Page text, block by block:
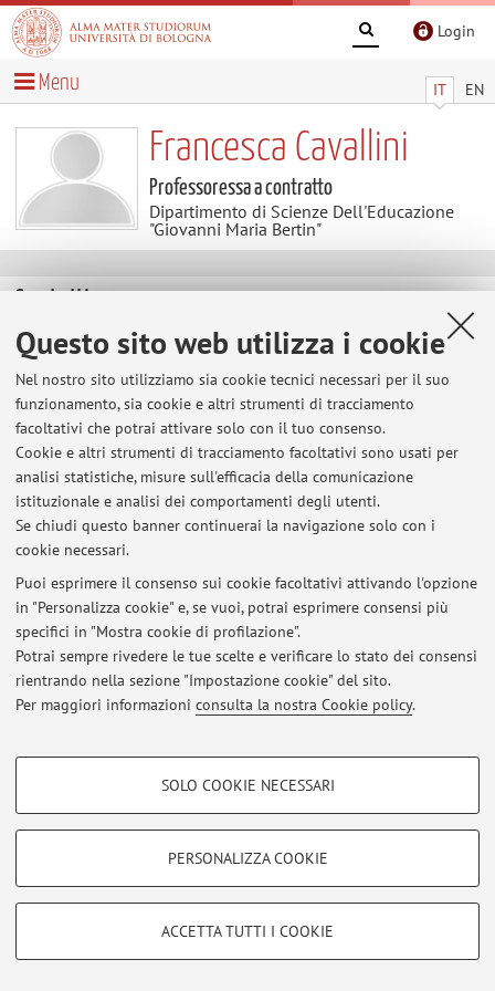
Questo sito web utilizza i cookie
Nel nostro sito utilizziamo sia cookie tecnici necessari per il suo
funzionamento, sia cookie e altri strumenti di tracciamento
facoltativi che potrai attivare solo con il tuo consenso.
Cookie e altri strumenti di tracciamento facoltativi sono usati per
analisi statistiche, misure sull'efficacia della comunicazione
istituzionale e analisi dei comportamenti degli utenti.
Se chiudi questo banner continuerai la navigazione solo con i
cookie necessari.
Puoi esprimere il consenso sui cookie facoltativi attivando l'opzione
in "Personalizza cookie" e, se vuoi, potrai esprimere consensi più
specifici in "Mostra cookie di profilazione".
Potrai sempre rivedere le tue scelte e verificare lo stato dei consensi
rientrando nella sezione "Impostazione cookie" del sito.
Per maggiori informazioni consulta la nostra Cookie policy.
COOKIE DI PROFILAZIONE - FACOLTATIVI
COOKIE TECNICI - NECESSARI
Si tratta di cookie tecnici utilizzati, a titolo esemplificativo, per il corretto
SOLO COOKIE NECESSARI
PERSONALIZZA COOKIE
ACCETTA TUTTI I COOKIE
Login
IT EN
Menu
Francesca Cavallini
Professoressa a contratto
Dipartimento di Scienze Dell'Educazione
"Giovanni Maria Bertin"
Contatti
E-mail: francesca.cavallini6@unibo.it
Dipartimento di Scienze Dell'Educazione "Giovanni
Maria Bertin"
Via Filippo Re 6, Bologna -Vai alla mappa
Ultimi avvisi
Al momento non sono presenti avvisi.
Accedi tramiteloginper gestire tutti i contenuti del sito.
© 2026 - ALMA MATER STUDIORUM - Università di Bologna - Via
|Note legali |Impostazioni Cookie